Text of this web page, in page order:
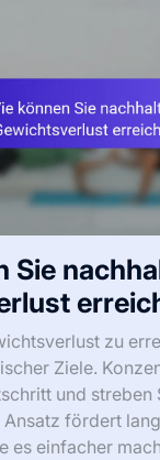
Sie
zu
Ziele.
und streben
Ansatz fördert
es einfacher